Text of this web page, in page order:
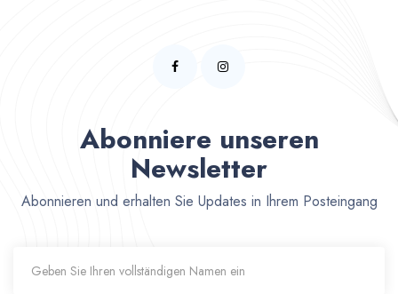
Abonniere unseren
Newsletter
Abonnieren und erhalten Sie Updates in Ihrem Posteingang